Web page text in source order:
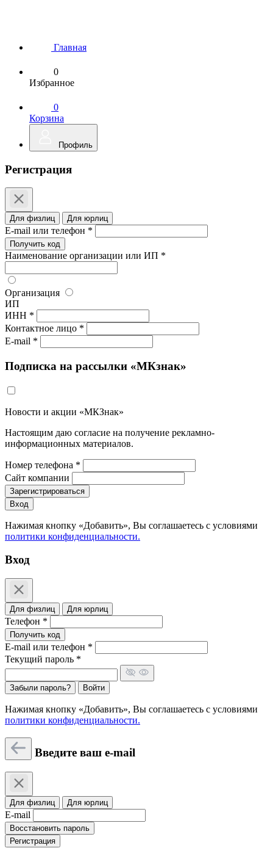
Главная
0
Избранное
0
Корзина
Профиль
Регистрация
Для физлиц Для юрлиц
E-mail или телефон *
Получить код
Наименование организации или ИП *
Организация
ИП
ИНН *
Контактное лицо *
E-mail *
Подписка на рассылки «МКзнак»
Новости и акции «МКЗнак»
Настоящим даю согласие на получение рекламно-
информационных материалов.
Номер телефона *
Сайт компании
Зарегистрироваться
Вход
Нажимая кнопку «Добавить», Вы соглашаетесь c условиями
политики конфиденциальности.
Вход
Для физлиц Для юрлиц
Телефон *
Получить код
E-mail или телефон *
Текущий пароль *
Забыли пароль? Войти
Нажимая кнопку «Добавить», Вы соглашаетесь c условиями
политики конфиденциальности.
Введите ваш e-mail
Для физлиц Для юрлиц
E-mail
Восстановить пароль
Регистрация